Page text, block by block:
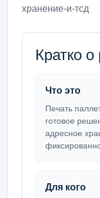
хранение-и-тсд
Кратко
Что это
Печать
готовое
адресное
Для кого